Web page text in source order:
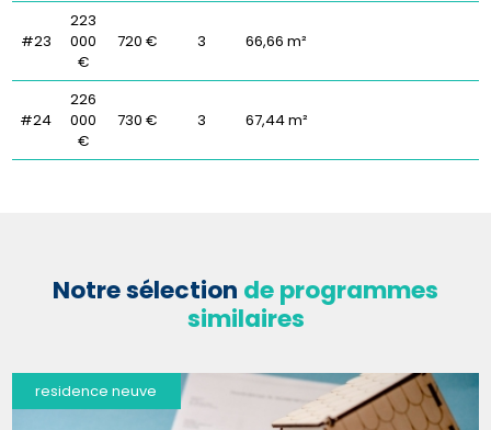
#23
223
000
€
720 € 3 66,66 m²
#24
226
000
€
730 € 3 67,44 m²
Notre sélection de programmes
similaires
residence neuve